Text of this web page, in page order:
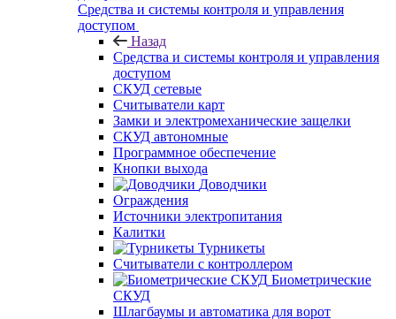
Средства и системы контроля и управления
доступом
Назад
Средства и системы контроля и управления
доступом
СКУД сетевые
Считыватели карт
Замки и электромеханические защелки
СКУД автономные
Программное обеспечение
Кнопки выхода
Доводчики
Ограждения
Источники электропитания
Калитки
Турникеты
Считыватели с контроллером
Биометрические
СКУД
Шлагбаумы и автоматика для ворот